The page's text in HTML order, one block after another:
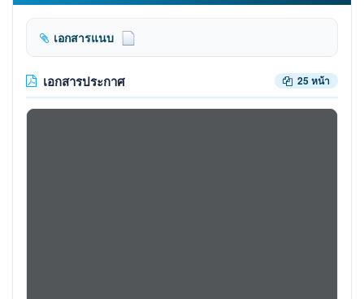
เอกสารแนบ
เอกสารประกาศ 25 หน้า